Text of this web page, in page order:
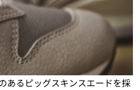
あるピッグスキンスエードを採